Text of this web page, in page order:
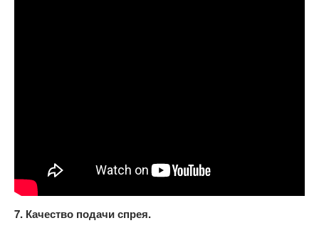
7. Качество подачи спрея.